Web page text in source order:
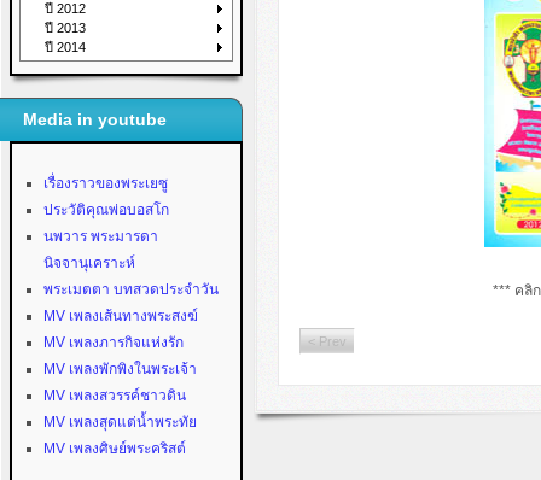
ปี 2012
ปี 2013
ปี 2014
Media in youtube
เรื่องราวของพระเยซู
ประวัติคุณพ่อบอสโก
นพวาร พระมารดา
นิจจานุเคราะห์
พระเมตตา บทสวดประจำวัน
MV เพลงเส้นทางพระสงฆ์
MV เพลงภารกิจแห่งรัก
MV เพลงพักพิงในพระเจ้า
MV เพลงสวรรค์ชาวดิน
MV เพลงสุดแต่น้ำพระทัย
MV เพลงศิษย์พระคริสต์
*** คลิ
< Prev